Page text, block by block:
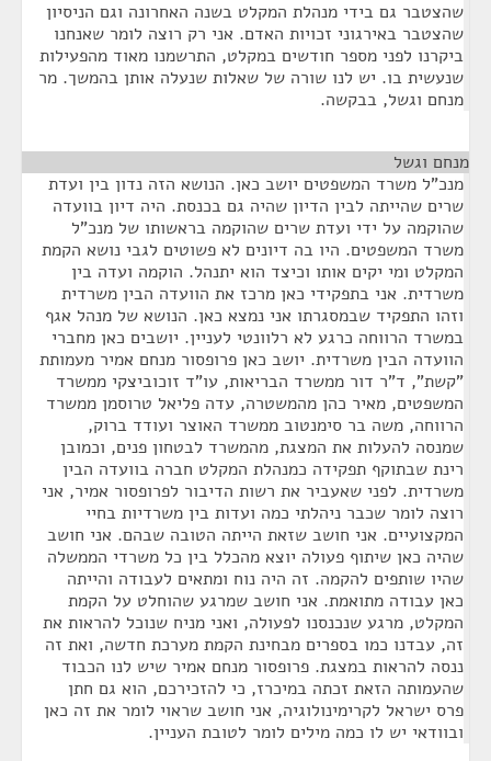
שהצטבר גם בידי מנהלת המקלט בשנה האחרונה וגם הניסיון
שהצטבר באירגוני זכויות האדם. אני רק רוצה לומר שאנחנו
ביקרנו לפני מספר חודשים במקלט, התרשמנו מאוד מהפעילות
שנעשית בו. יש לנו שורה של שאלות שנעלה אותן בהמשך. מר
מנחם וגשל, בבקשה.
מנחם וגשל
מנכ"ל משרד המשפטים יושב כאן. הנושא הזה נדון בין ועדת
שרים שהייתה לבין הדיון שהיה גם בכנסת. היה דיון בוועדה
שהוקמה על ידי ועדת שרים שהוקמה בראשותו של מנכ"ל
משרד המשפטים. היו בה דיונים לא פשוטים לגבי נושא הקמת
המקלט ומי יקים אותו וכיצד הוא יתנהל. הוקמה ועדה בין
משרדית. אני בתפקידי כאן מרכז את הוועדה הבין משרדית
וזהו התפקיד שבמסגרתו אני נמצא כאן. הנושא של מנהל אגף
במשרד הרווחה כרגע לא רלוונטי לעניין. יושבים כאן מחברי
הוועדה הבין משרדית. יושב כאן פרופסור מנחם אמיר מעמותת
"קשת", ד"ר דור ממשרד הבריאות, עו"ד זוכוביצקי ממשרד
המשפטים, מאיר כהן מהמשטרה, עדה פליאל טרוסמן ממשרד
הרווחה, משה בר סימנטוב ממשרד האוצר ועודד ברוק,
שמנסה להעלות את המצגת, מהמשרד לבטחון פנים, וכמובן
רינת שבתוקף תפקידה כמנהלת המקלט חברה בוועדה הבין
משרדית. לפני שאעביר את רשות הדיבור לפרופסור אמיר, אני
רוצה לומר שכבר ניהלתי כמה ועדות בין משרדיות בחיי
המקצועיים. אני חושב שזאת הייתה הטובה שבהם. אני חושב
שהיה כאן שיתוף פעולה יוצא מהכלל בין כל משרדי הממשלה
שהיו שותפים להקמה. זה היה נוח ומתאים לעבודה והייתה
כאן עבודה מתואמת. אני חושב שמרגע שהוחלט על הקמת
המקלט, מרגע שנכנסנו לפעולה, ואני מניח שנוכל להראות את
זה, עבדנו כמו בספרים מבחינת הקמת מערכת חדשה, ואת זה
ננסה להראות במצגת. פרופסור מנחם אמיר שיש לנו הכבוד
שהעמותה הזאת זכתה במיכרז, כי להזכירכם, הוא גם חתן
פרס ישראל לקרימינולוגיה, אני חושב שראוי לומר את זה כאן
ובוודאי יש לו כמה מילים לומר לטובת העניין.